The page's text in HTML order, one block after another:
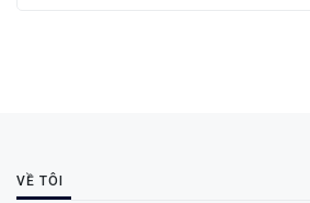
VỀ TÔI